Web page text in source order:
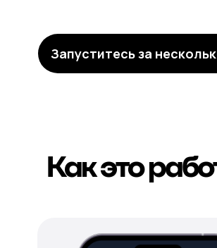
Запуститесь за
Как это